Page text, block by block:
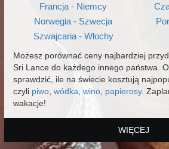
Francja - Niemcy
Norwegia - Szwecja
Szwajcaria - Włochy
Możesz porównać ceny najbardziej
Sri Lance do każdego innego państwa.
sprawdzić, ile na świecie kosztują
czyli piwo wódka wino papierosy.
wakacje!
WIĘCEJ